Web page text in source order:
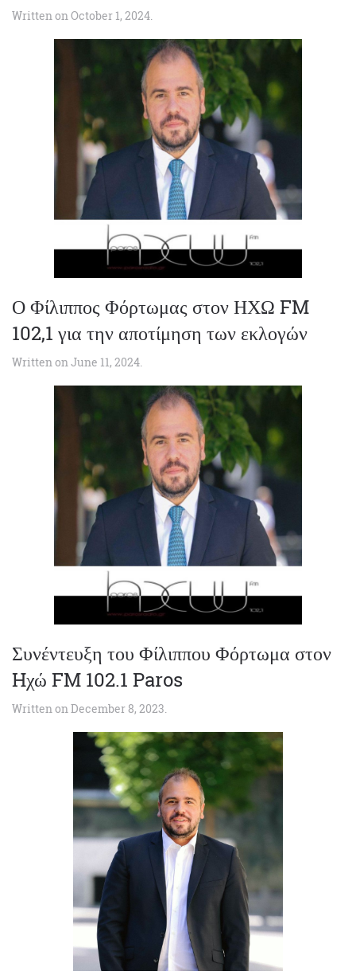
Written onOctober 1, 2024.
Ο Φίλιππος Φόρτωμας στον ΗΧΩ FM
102,1 για την αποτίμηση των εκλογών
Written onJune 11, 2024.
Συνέντευξη του Φίλιππου Φόρτωμα στον
Hχώ FM 102.1 Paros
Written onDecember 8, 2023.